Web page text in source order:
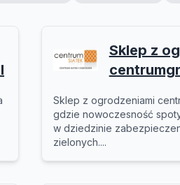
Sklep z
Sklep z ogrodzeniami
gdzie nowoczesność
w dziedzinie
zielonych....